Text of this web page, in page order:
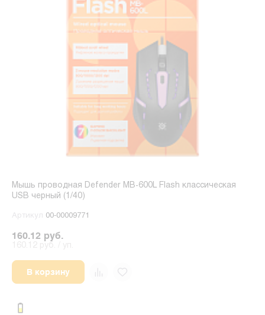
Мышь проводная Defender MB-600L Flash классическая
USB черный (1/40)
Артикул 00-00009771
160.12 руб.
В корзину